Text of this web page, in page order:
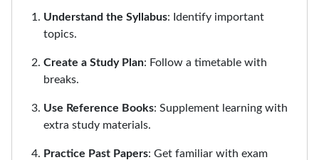
Understand the Syllabus: Identify important
topics.
Create a Study Plan: Follow a timetable with
breaks.
Use Reference Books: Supplement learning with
extra study materials.
Practice Past Papers: Get familiar with exam